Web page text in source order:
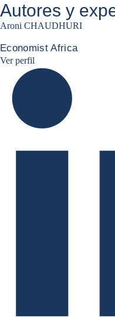
Autores y
Aroni CHAUDHURI
Economist Africa
Ver perfil